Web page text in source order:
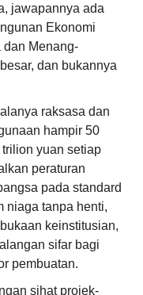
jawapannya ada
Ekonomi
dan Menang-
dan bukannya
raksasa dan
hampir 50
yuan setiap
peraturan
pada standard
niaga tanpa henti,
keinstitusian,
sifar bagi
pembuatan.
sihat projek-